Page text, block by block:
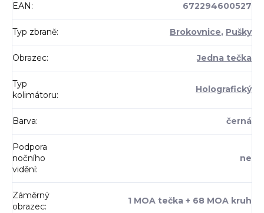
EAN: 672294600527
Typ zbraně: Brokovnice, Pušky
Obrazec: Jedna tečka
Typ
kolimátoru:
Holografický
Barva: černá
Podpora
nočního
vidění:
ne
Záměrný
obrazec:
1 MOA tečka + 68 MOA kruh